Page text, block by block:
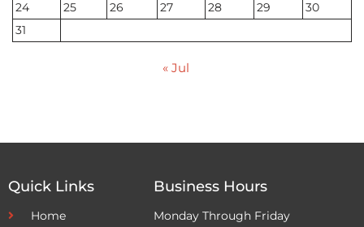
24
25 26 27 28 29
30
31
« Jul
Quick Links
Home
Business Hours
Monday Through Friday